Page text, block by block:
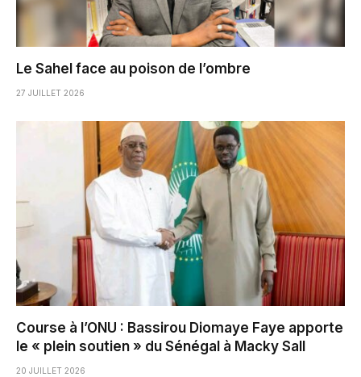
Le Sahel face au poison de l’ombre
27 JUILLET 2026
Course à l’ONU : Bassirou Diomaye Faye apporte
le « plein soutien » du Sénégal à Macky Sall
20 JUILLET 2026